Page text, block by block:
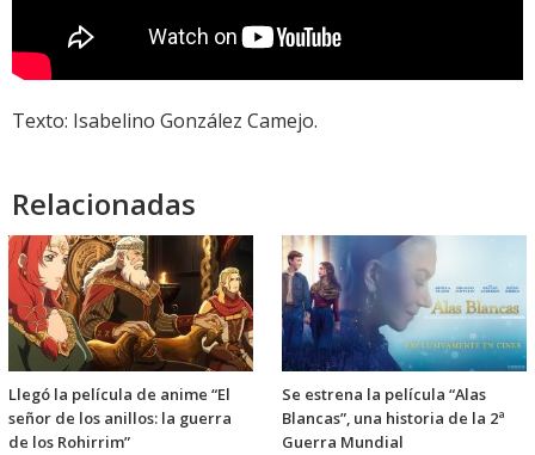
Texto: Isabelino González Camejo.
Relacionadas
Llegó la película de anime “El
señor de los anillos: la guerra
de los Rohirrim”
Se estrena la película “Alas
Blancas”, una historia de la 2ª
Guerra Mundial